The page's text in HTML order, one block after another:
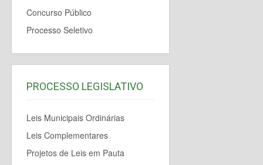
Concurso Público
Processo Seletivo
PROCESSO LEGISLATIVO
Leis Municipais Ordinárias
Leis Complementares
Projetos de Leis em Pauta